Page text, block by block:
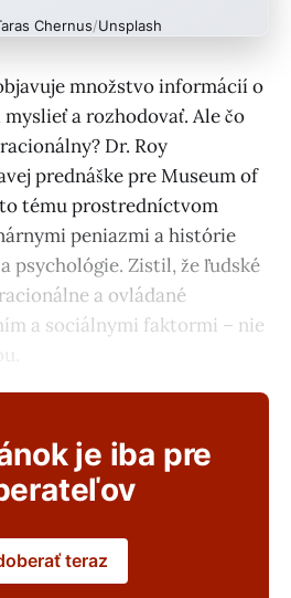
Chernus/Unsplash
množstvo informácií o
a rozhodovať. Ale čo
Dr. Roy
prednáške pre Museum of
tému prostredníctvom
peniazmi a histórie
psychológie. Zistil, že ľudské
a ovládané
a sociálnymi faktormi – nie
je iba pre
teraz